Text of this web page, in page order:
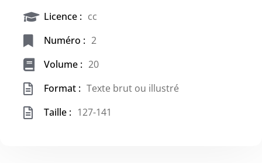
Licence : cc
Numéro : 2
Volume : 20
Format : Texte brut ou illustré
Taille : 127-141